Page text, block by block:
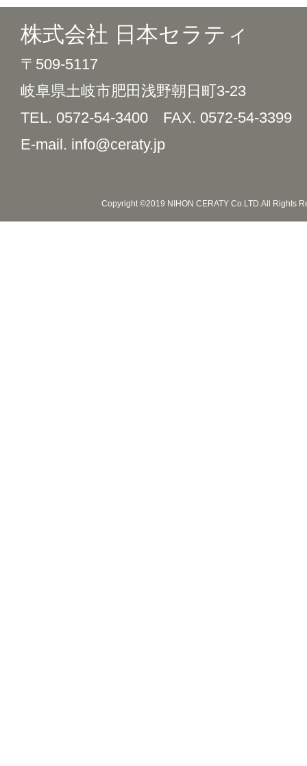
株式会社 日本セラティ
〒509-5117
岐阜県土岐市肥田浅野朝日町3-23
TEL. 0572-54-3400 FAX. 0572-54-3399
E-mail. info@ceraty.jp
Copyright ©2019 NIHON CERATY Co.LTD.All Rights